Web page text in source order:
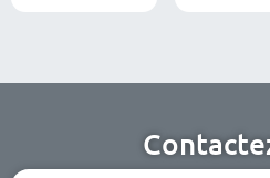
pharmaceutiques,
industries
nutritionnels
des aliments
fonctionnels.